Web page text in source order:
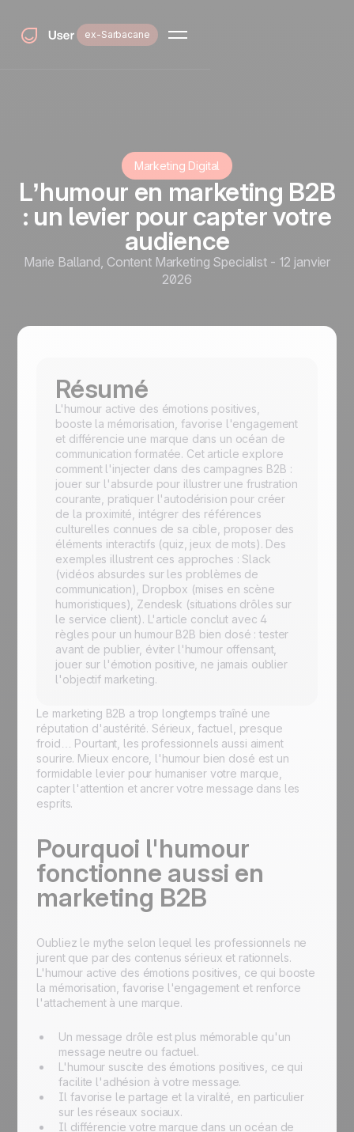
ex-Sarbacane
Marketing Digital
L’humour en marketing B2B
: un levier pour capter votre
audience
Marie Balland, Content Marketing Specialist- 12 janvier
2026
Résumé
L'humour active des émotions positives,
booste la mémorisation, favorise l'engagement
et différencie une marque dans un océan de
communication formatée. Cet article explore
comment l'injecter dans des campagnes B2B :
jouer sur l'absurde pour illustrer une frustration
courante, pratiquer l'autodérision pour créer
de la proximité, intégrer des références
culturelles connues de sa cible, proposer des
éléments interactifs (quiz, jeux de mots). Des
exemples illustrent ces approches : Slack
(vidéos absurdes sur les problèmes de
communication), Dropbox (mises en scène
humoristiques), Zendesk (situations drôles sur
le service client). L'article conclut avec 4
règles pour un humour B2B bien dosé : tester
avant de publier, éviter l'humour offensant,
jouer sur l'émotion positive, ne jamais oublier
l'objectif marketing.
Le marketing B2B a trop longtemps traîné une
réputation d'austérité. Sérieux, factuel, presque
froid… Pourtant, les professionnels aussi aiment
sourire. Mieux encore, l'humour bien dosé est un
formidable levier pour humaniser votre marque,
capter l'attention et ancrer votre message dans les
esprits.
Pourquoi l'humour
fonctionne aussi en
marketing B2B
Oubliez le mythe selon lequel les professionnels ne
jurent que par des contenus sérieux et rationnels.
L'humour active des émotions positives, ce qui booste
la mémorisation, favorise l'engagement et renforce
l'attachement à une marque.
Un message drôle est plus mémorable qu'un
message neutre ou factuel.
L'humour suscite des émotions positives, ce qui
facilite l'adhésion à votre message.
Il favorise le partage et la viralité, en particulier
sur les réseaux sociaux.
Il différencie votre marque dans un océan de